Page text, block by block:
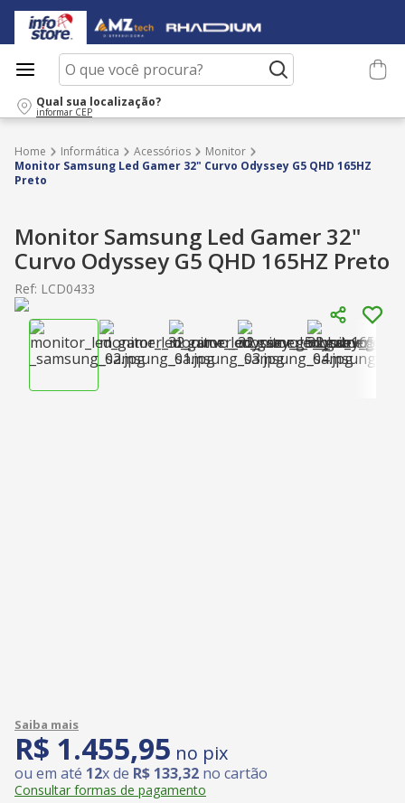
O que você procura?
Qual sua localização?
informar CEP
Informática Acessórios
Monitor
Monitor Samsung Led Gamer 32" Curvo Odyssey G5 QHD 165HZ
Preto
Monitor Samsung Led Gamer 32"
Curvo Odyssey G5 QHD 165HZ Preto
Ref: LCD0433
R$ 1.455,95 no pix
ou em até 12x de R$ 133,32 no cartão
Consultar formas de pagamento